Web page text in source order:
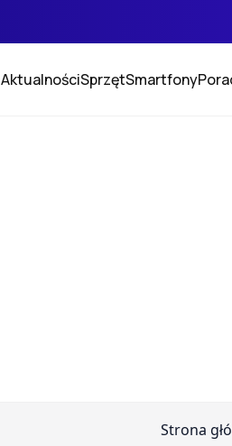
AktualnościSprzętSmartfony
Strona